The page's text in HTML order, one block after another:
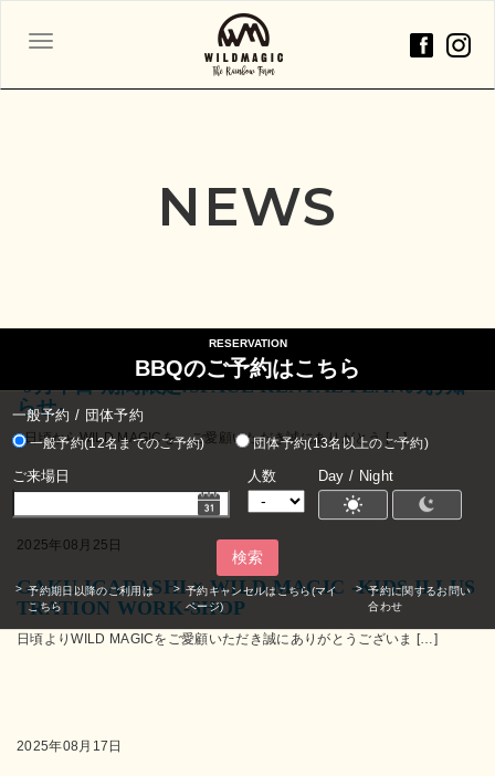
ナ
ゲ
RESERVATION
BBQのご予約はこちら
一般予約 / 団体予約
一般予約(12名までのご予約) 団体予約(13名以上のご予約)
ご来場日 人数 Day / Night
検索
予約期日以降のご利用は
こちら
予約キャンセルはこちら(マイ
ページ)
予約に関するお問い
合わせ
NEWS
-9月平日 期間限定!SPACE RENTAL PLANのお知
らせ-
日頃からWILD MAGICを ご愛顧いただき誠にありがとう […]
2025年08月25日
GAKU IGARASHI × WILD MAGIC -KIDS ILLUS
TRATION WORK-SHOP
日頃よりWILD MAGICをご愛顧いただき誠にありがとうございま […]
2025年08月17日